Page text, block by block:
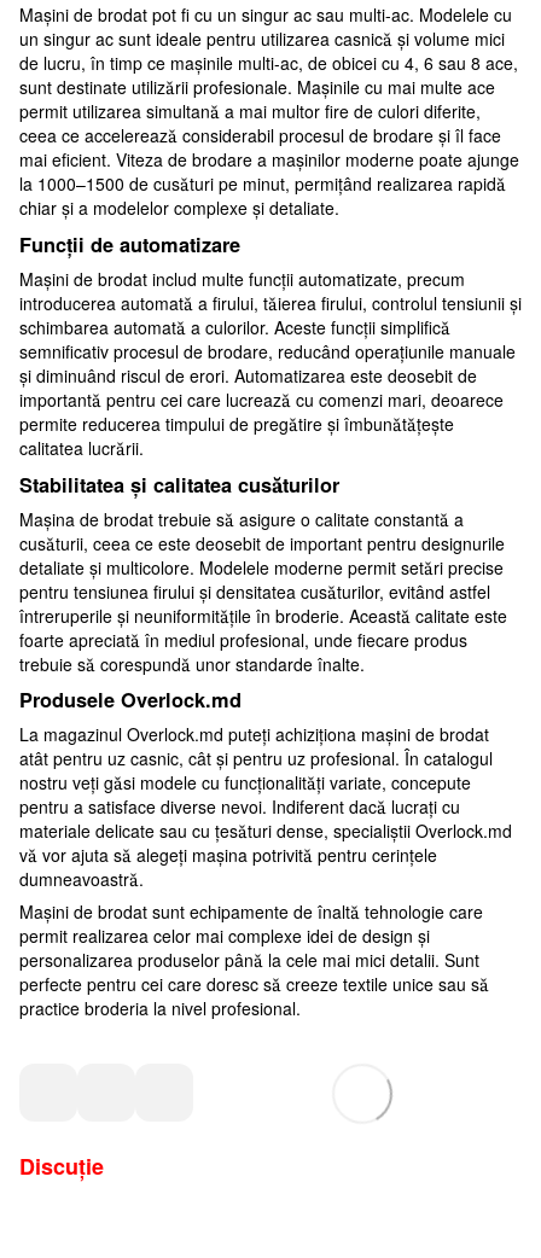
Mașini de brodat pot fi cu un singur ac sau multi-ac. Modelele cu
un singur ac sunt ideale pentru utilizarea casnică și volume mici
de lucru, în timp ce mașinile multi-ac, de obicei cu 4, 6 sau 8 ace,
sunt destinate utilizării profesionale. Mașinile cu mai multe ace
permit utilizarea simultană a mai multor fire de culori diferite,
ceea ce accelerează considerabil procesul de brodare și îl face
mai eficient. Viteza de brodare a mașinilor moderne poate ajunge
la 1000–1500 de cusături pe minut, permițând realizarea rapidă
chiar și a modelelor complexe și detaliate.
Funcții de automatizare
Mașini de brodat includ multe funcții automatizate, precum
introducerea automată a firului, tăierea firului, controlul tensiunii și
schimbarea automată a culorilor. Aceste funcții simplifică
semnificativ procesul de brodare, reducând operațiunile manuale
și diminuând riscul de erori. Automatizarea este deosebit de
importantă pentru cei care lucrează cu comenzi mari, deoarece
permite reducerea timpului de pregătire și îmbunătățește
calitatea lucrării.
Stabilitatea și calitatea cusăturilor
Mașina de brodat trebuie să asigure o calitate constantă a
cusăturii, ceea ce este deosebit de important pentru designurile
detaliate și multicolore. Modelele moderne permit setări precise
pentru tensiunea firului și densitatea cusăturilor, evitând astfel
întreruperile și neuniformitățile în broderie. Această calitate este
foarte apreciată în mediul profesional, unde fiecare produs
trebuie să corespundă unor standarde înalte.
Produsele Overlock.md
La magazinul Overlock.md puteți achiziționa mașini de brodat
atât pentru uz casnic, cât și pentru uz profesional. În catalogul
nostru veți găsi modele cu funcționalități variate, concepute
pentru a satisface diverse nevoi. Indiferent dacă lucrați cu
materiale delicate sau cu țesături dense, specialiștii Overlock.md
vă vor ajuta să alegeți mașina potrivită pentru cerințele
dumneavoastră.
Mașini de brodat sunt echipamente de înaltă tehnologie care
permit realizarea celor mai complexe idei de design și
personalizarea produselor până la cele mai mici detalii. Sunt
perfecte pentru cei care doresc să creeze textile unice sau să
practice broderia la nivel profesional.
Discuție